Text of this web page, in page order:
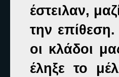
έστειλαν,
την
οι κλάδοι
έληξε το